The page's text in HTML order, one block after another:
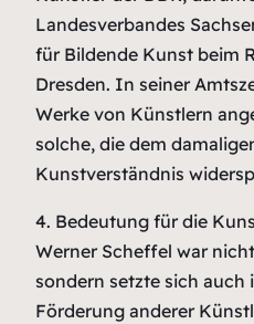
Landesverbandes
für Bildende Kunst beim
Dresden. In seiner
Werke von Künstlern
solche, die dem
Kunstverständnis
4. Bedeutung für die
Werner Scheffel war
sondern setzte sich auch
Förderung anderer